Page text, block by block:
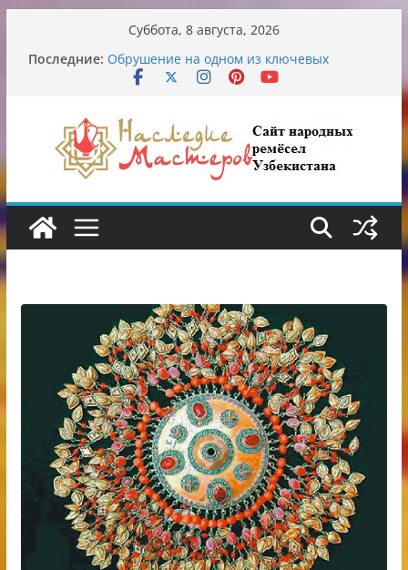
содержимому
Суббота, 8 августа, 2026
Последние:
От знахарей до университетских клиник
Обрушение на одном из ключевых
перекрёстков Ташкента: перекрыт
Узбекские традиционные узоры:
символика и происхождение
Аэропорт Ташкента переедет после 2030